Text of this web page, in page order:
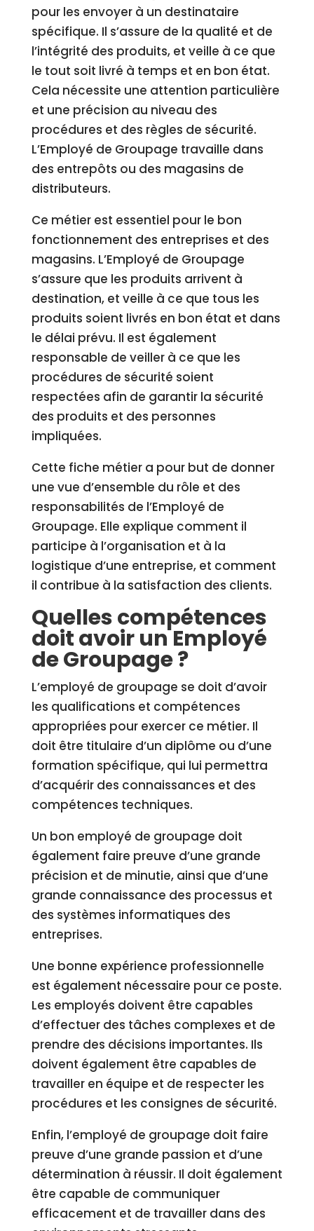
pour les envoyer à un destinataire
spécifique. Il s’assure de la qualité et de
l’intégrité des produits, et veille à ce que
le tout soit livré à temps et en bon état.
Cela nécessite une attention particulière
et une précision au niveau des
procédures et des règles de sécurité.
L’Employé de Groupage travaille dans
des entrepôts ou des magasins de
distributeurs.
Ce métier est essentiel pour le bon
fonctionnement des entreprises et des
magasins. L’Employé de Groupage
s’assure que les produits arrivent à
destination, et veille à ce que tous les
produits soient livrés en bon état et dans
le délai prévu. Il est également
responsable de veiller à ce que les
procédures de sécurité soient
respectées afin de garantir la sécurité
des produits et des personnes
impliquées.
Cette fiche métier a pour but de donner
une vue d’ensemble du rôle et des
responsabilités de l’Employé de
Groupage. Elle explique comment il
participe à l’organisation et à la
logistique d’une entreprise, et comment
il contribue à la satisfaction des clients.
Quelles compétences
doit avoir un Employé
de Groupage ?
L’employé de groupage se doit d’avoir
les qualifications et compétences
appropriées pour exercer ce métier. Il
doit être titulaire d’un diplôme ou d’une
formation spécifique, qui lui permettra
d’acquérir des connaissances et des
compétences techniques.
Un bon employé de groupage doit
également faire preuve d’une grande
précision et de minutie, ainsi que d’une
grande connaissance des processus et
des systèmes informatiques des
entreprises.
Une bonne expérience professionnelle
est également nécessaire pour ce poste.
Les employés doivent être capables
d’effectuer des tâches complexes et de
prendre des décisions importantes. Ils
doivent également être capables de
travailler en équipe et de respecter les
procédures et les consignes de sécurité.
Enfin, l’employé de groupage doit faire
preuve d’une grande passion et d’une
détermination à réussir. Il doit également
être capable de communiquer
efficacement et de travailler dans des